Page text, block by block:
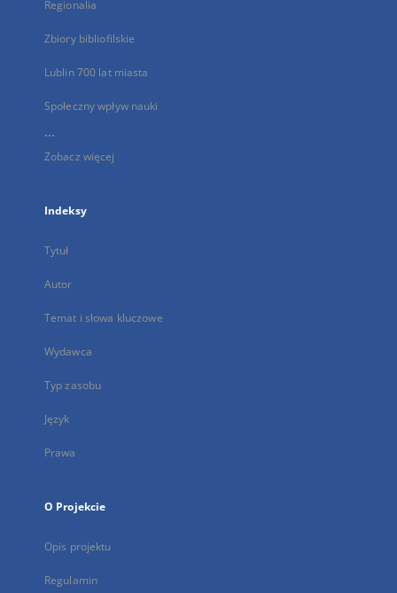
Regionalia
Zbiory bibliofilskie
Lublin 700 lat miasta
Społeczny wpływ nauki
...
Zobacz więcej
Indeksy
Tytuł
Autor
Temat i słowa kluczowe
Wydawca
Typ zasobu
Język
Prawa
O Projekcie
Opis projektu
Regulamin